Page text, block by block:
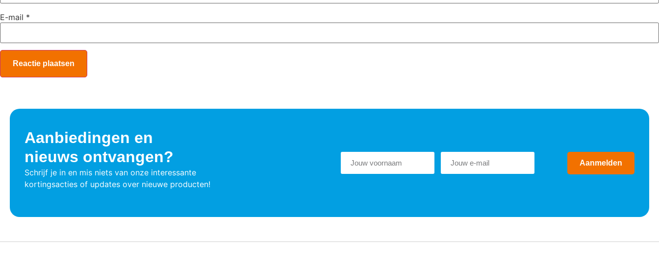
E-mail *
Aanbiedingen en
nieuws ontvangen?
Schrijf je in en mis niets van onze interessante
kortingsacties of updates over nieuwe producten!
Aanmelden